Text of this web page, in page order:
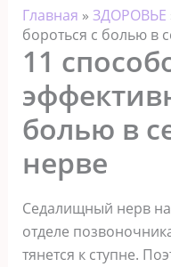
Главная » ЗДОРОВЬЕ
бороться с болью в
11
болью в
нерве
Седалищный нерв
отделе
тянется к ступне.